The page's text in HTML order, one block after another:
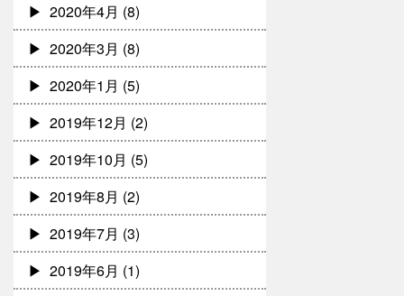
2020年4月 (8)
2020年3月 (8)
2020年1月 (5)
2019年12月 (2)
2019年10月 (5)
2019年8月 (2)
2019年7月 (3)
2019年6月 (1)